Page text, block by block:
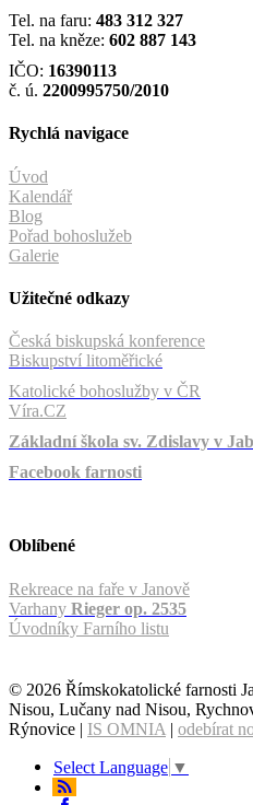
Tel. na faru: 483 312 327
Tel. na kněze: 602 887 143
IČO: 16390113
č. ú. 2200995750/2010
Rychlá navigace
Úvod
Kalendář
Blog
Pořad bohoslužeb
Galerie
Užitečné odkazy
Česká biskupská konference
Biskupství litoměřické
Katolické bohoslužby v ČR
Víra.CZ
Základní škola sv. Zdislavy v
Facebook farnosti
Oblíbené
Rekreace na faře v Janově
Varhany Rieger op. 2535
Úvodníky Farního listu
© 2026 Římskokatolické farnosti
Nisou, Lučany nad Nisou,
Rýnovice | IS OMNIA | odebírat
Select Language ▼